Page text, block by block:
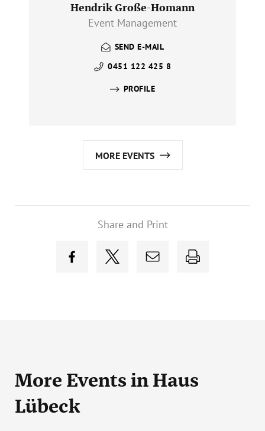
Hendrik Große-Homann
Event Management
SEND E-MAIL
0451 122 425 8
PROFILE
MORE EVENTS
Share and Print
More Events in Haus
Lübeck